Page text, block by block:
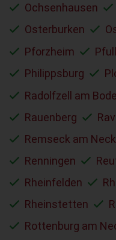
Ochsenhausen
Osterburken
Pforzheim
Philippsburg
Radolfzell am
Rauenberg
Remseck am
Renningen
Rheinfelden
Rheinstetten
Rottenburg am